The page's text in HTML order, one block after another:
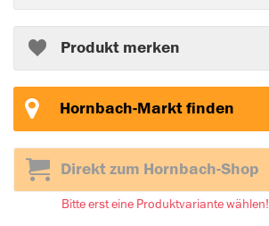
Produkt merken
Hornbach-Markt finden
Direkt zum Hornbach-Shop
Bitte erst eine Produktvariante wählen!